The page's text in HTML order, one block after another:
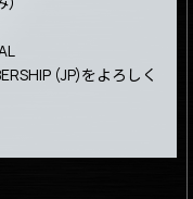
(JP)をよろしく